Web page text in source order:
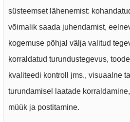
süsteemset lähenemist:
võimalik saada juhendamist,
kogemuse põhjal välja valitud
korraldatud turundustegevus,
kvaliteedi kontroll jms., visuaalne
turundamisel laatade
müük ja postitamine.